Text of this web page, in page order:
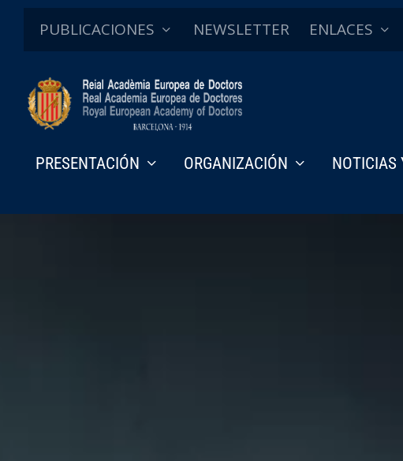
PUBLICACIONES NEWSLETTER ENLACES
PRESENTACIÓN ORGANIZACIÓN NOTICIAS